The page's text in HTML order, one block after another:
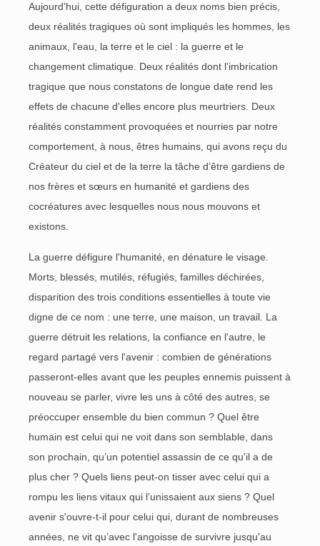
Aujourd'hui, cette défiguration a deux noms bien précis,
deux réalités tragiques où sont impliqués les hommes, les
animaux, l'eau, la terre et le ciel : la guerre et le
changement climatique. Deux réalités dont l'imbrication
tragique que nous constatons de longue date rend les
effets de chacune d'elles encore plus meurtriers. Deux
réalités constamment provoquées et nourries par notre
comportement, à nous, êtres humains, qui avons reçu du
Créateur du ciel et de la terre la tâche d’être gardiens de
nos frères et sœurs en humanité et gardiens des
cocréatures avec lesquelles nous nous mouvons et
existons.
La guerre défigure l'humanité, en dénature le visage.
Morts, blessés, mutilés, réfugiés, familles déchirées,
disparition des trois conditions essentielles à toute vie
digne de ce nom : une terre, une maison, un travail. La
guerre détruit les relations, la confiance en l'autre, le
regard partagé vers l'avenir : combien de générations
passeront-elles avant que les peuples ennemis puissent à
nouveau se parler, vivre les uns à côté des autres, se
préoccuper ensemble du bien commun ? Quel être
humain est celui qui ne voit dans son semblable, dans
son prochain, qu’un potentiel assassin de ce qu'il a de
plus cher ? Quels liens peut-on tisser avec celui qui a
rompu les liens vitaux qui l’unissaient aux siens ? Quel
avenir s'ouvre-t-il pour celui qui, durant de nombreuses
années, ne vit qu’avec l'angoisse de survivre jusqu'au